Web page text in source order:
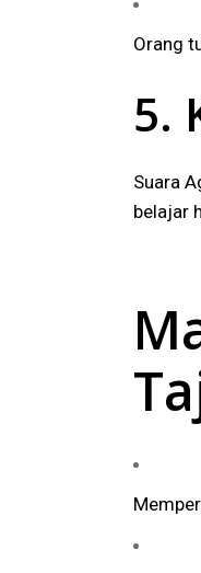
Orang
5.
Suara
belajar